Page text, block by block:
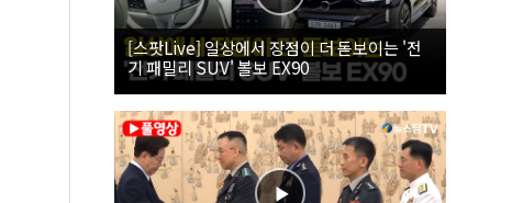
[스팟Live] 일상에서 장점이 더 돋보이는 '전
기 패밀리 SUV' 볼보 EX90